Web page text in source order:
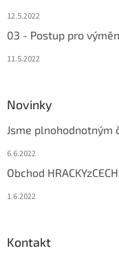
12.5.2022
03 - Postup pro
11.5.2022
Novinky
Jsme plnohodnotným
6.6.2022
Obchod
1.6.2022
Kontakt